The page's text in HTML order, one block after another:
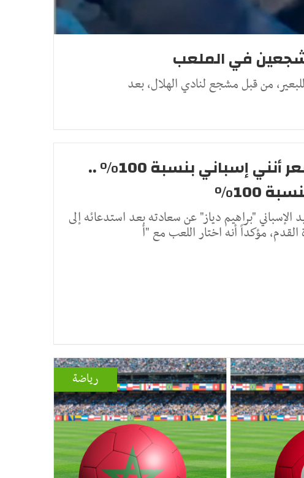
في الملعب
من قبل مشجع لنادي الهلال، بعد
براهيم دياز: أشعر أنني إسباني بنسبة 100% ..
100%
"براهيم دياز" عن سعادته بعد استدعائه إلى
مؤكداً أنه اختار اللعب مع "أ
رياضة